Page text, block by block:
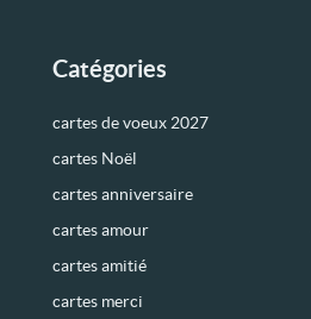
Catégories
cartes de voeux 2027
cartes Noël
cartes anniversaire
cartes amour
cartes amitié
cartes merci